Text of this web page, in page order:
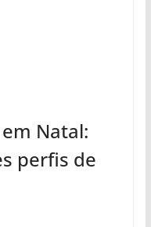
Natal:
perfis de